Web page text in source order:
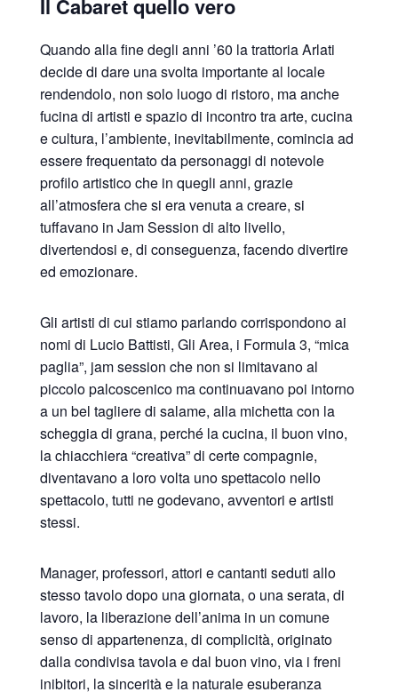
Il Cabaret quello vero
Quando alla fine degli anni ’60 la trattoria Arlati
decide di dare una svolta importante al locale
rendendolo, non solo luogo di ristoro, ma anche
fucina di artisti e spazio di incontro tra arte, cucina
e cultura, l’ambiente, inevitabilmente, comincia ad
essere frequentato da personaggi di notevole
profilo artistico che in quegli anni, grazie
all’atmosfera che si era venuta a creare, si
tuffavano in Jam Session di alto livello,
divertendosi e, di conseguenza, facendo divertire
ed emozionare.
Gli artisti di cui stiamo parlando corrispondono ai
nomi di Lucio Battisti, Gli Area, i Formula 3, “mica
paglia”, jam session che non si limitavano al
piccolo palcoscenico ma continuavano poi intorno
a un bel tagliere di salame, alla michetta con la
scheggia di grana, perché la cucina, il buon vino,
la chiacchiera “creativa” di certe compagnie,
diventavano a loro volta uno spettacolo nello
spettacolo, tutti ne godevano, avventori e artisti
stessi.
Manager, professori, attori e cantanti seduti allo
stesso tavolo dopo una giornata, o una serata, di
lavoro, la liberazione dell’anima in un comune
senso di appartenenza, di complicità, originato
dalla condivisa tavola e dal buon vino, via i freni
inibitori, la sincerità e la naturale esuberanza